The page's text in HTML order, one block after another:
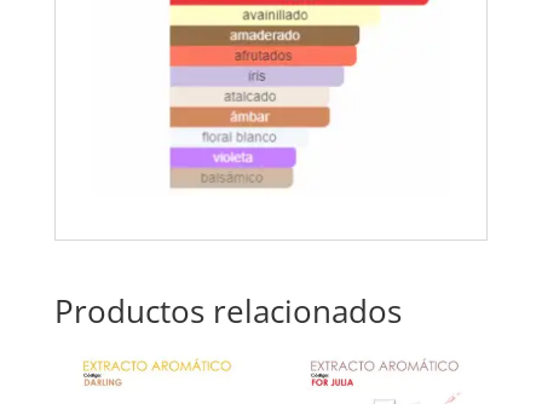
Productos relacionados